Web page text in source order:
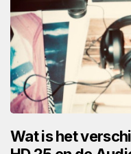
Wat is het